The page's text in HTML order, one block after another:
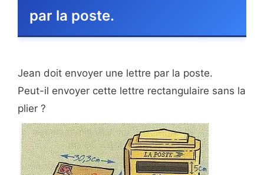
par la poste.
Jean doit envoyer une lettre par la poste.
Peut-il envoyer cette lettre rectangulaire sans la
plier ?